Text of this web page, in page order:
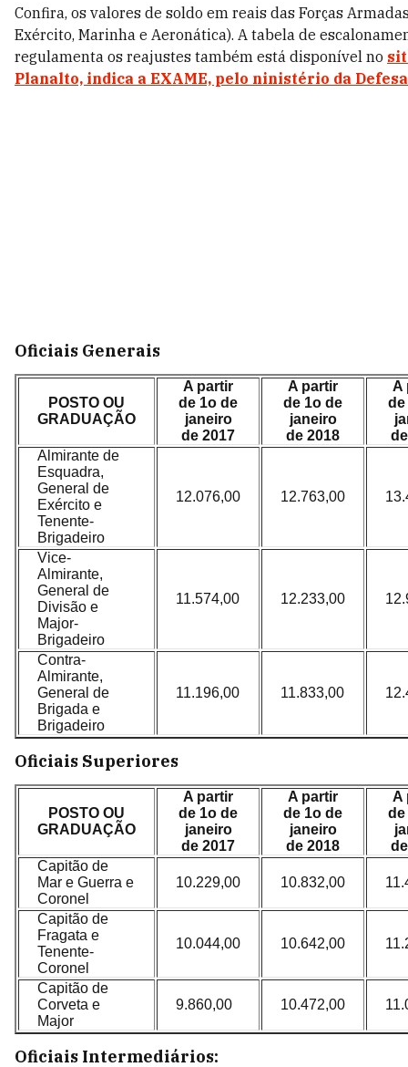
Confira, os valores de soldo em reais das Forças
Exército, Marinha e Aeronática). A tabela de
regulamenta os reajustes também está disponível no
Planalto, indica a EXAME, pelo ninistério da
Oficiais Generais
POSTO OU
GRADUAÇÃO
A partir
de 1o de
janeiro
de 2017
A partir
de 1o de
janeiro
de 2018
A
de
Almirante de
Esquadra,
General de
Exército e
Tenente-
Brigadeiro
12.076,00 12.763,00
Vice-
Almirante,
General de
Divisão e
Major-
Brigadeiro
11.574,00 12.233,00
Contra-
Almirante,
General de
Brigada e
Brigadeiro
11.196,00 11.833,00
Oficiais Superiores
POSTO OU
GRADUAÇÃO
A partir
de 1o de
janeiro
de 2017
A partir
de 1o de
janeiro
de 2018
A
de
Capitão de
Mar e Guerra e
Coronel
10.229,00 10.832,00
Capitão de
Fragata e
Tenente-
Coronel
10.044,00 10.642,00
Capitão de
Corveta e
Major
9.860,00 10.472,00
Oficiais Intermediários: